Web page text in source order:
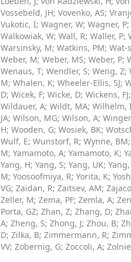
Vossebeld, JH; Vovenko, AS;
Vukotic, I; Wagner, W; Wagner, P;
Walkowiak, W; Wall, R; Waller, P;
Warsinsky, M; Watkins, PM; Wat-
Weber, M; Weber, MS; Weber, P;
Wenaus, T; Wendler, S; Weng, Z;
M; Whalen, K; Wheeler-Ellis, SJ;
D; Wicek, F; Wicke, D; Wickens, FJ
Wildauer, A; Wildt, MA; Wilhelm,
JA; Wilson, MG; Wilson, A;
H; Wooden, G; Wosiek, BK;
Wulf, E; Wunstorf, R; Wynne, BM
M; Yamamoto, A; Yamamoto, K;
Yang, H; Yang, S; Yang, UK;
M; Yoosoofmiya, R; Yorita, K;
VG; Zaidan, R; Zaitsev, AM;
Zeller, M; Zema, PF; Zemla, A;
Porta, GZ; Zhan, Z; Zhang, D;
A; Zheng, S; Zhong, J; Zhou, B;
D; Zilka, B; Zimmermann, R;
VV; Zobernig, G; Zoccoli, A;